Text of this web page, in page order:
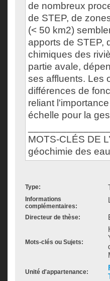
de nombreux
de STEP, de
(< 50 km2)
apports de STEP,
chimiques des
partie avale,
ses affluents. Les
différences de
reliant
échelle pour la
MOTS-CLÉS DE
géochimie des
Type:
Informations
complémentaires:
Directeur de thèse:
Mots-clés ou Sujets:
Unité d'appartenance: